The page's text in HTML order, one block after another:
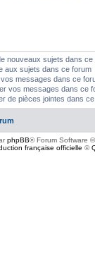
nouveaux sujets dans ce
aux sujets dans ce forum
messages dans ce
vos messages dans ce
de pièces jointes dans
phpBB® Forum Software
française officielle ©